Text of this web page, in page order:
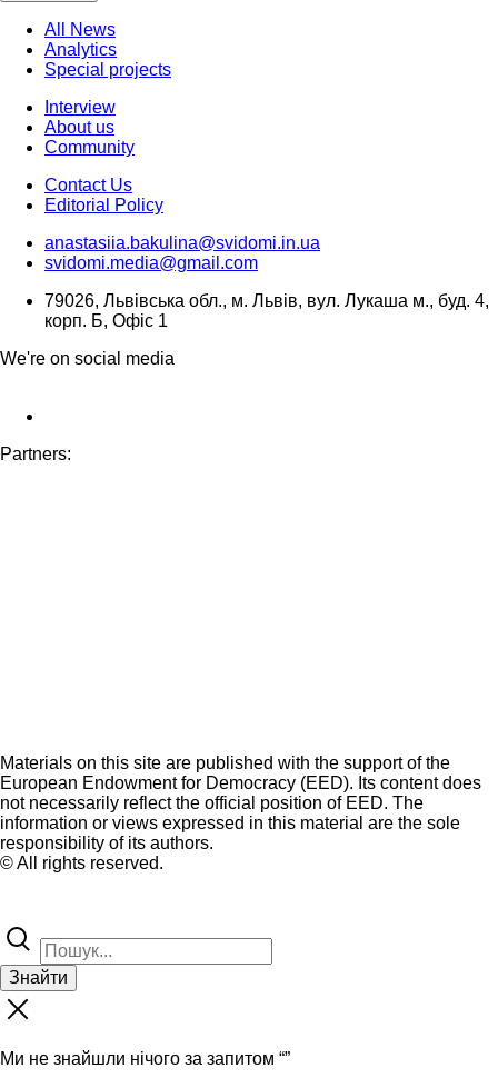
All News
Analytics
Special projects
Interview
About us
Community
Contact Us
Editorial Policy
anastasiia.bakulina@svidomi.in.ua
svidomi.media@gmail.com
79026, Львівська обл., м. Львів, вул. Лукаша м., буд. 4,
корп. Б, Офіс 1
We're on social media
Partners:
Materials on this site are published with the support of the
European Endowment for Democracy (EED). Its content does
not necessarily reflect the official position of EED. The
information or views expressed in this material are the sole
responsibility of its authors.
© All rights reserved.
Знайти
Ми не знайшли нічого за запитом “”